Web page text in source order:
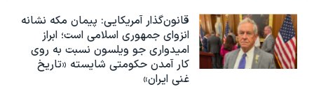
قانون‌گذار آمریکایی: پیمان مکه نشانه
انزوای جمهوری اسلامی است؛ ابراز
امیدواری جو ویلسون نسبت به روی
کار آمدن حکومتی شایسته «تاریخ
غنی ایران»